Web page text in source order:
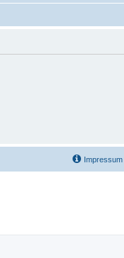
Impressum